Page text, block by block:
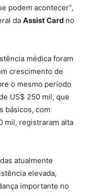
podem acontecer”,
da Assist Card no
médica foram
crescimento de
o mesmo período
US$ 250 mil, que
básicos, com
mil, registraram alta
atualmente
elevada,
importante no